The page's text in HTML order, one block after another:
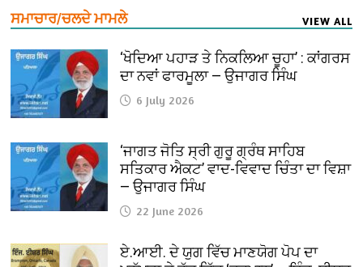
ਸਮਾਚਾਰ/ਚਲਦੇ ਮਾਮਲੇ VIEW ALL
‘ਖੋਦਿਆ ਪਹਾੜ ਤੇ ਨਿਕਲਿਆ ਚੂਹਾ’ : ਕਾਂਗਰਸ
ਦਾ ਨਵਾਂ ਫਾਰਮੂਲਾ — ਉਜਾਗਰ ਸਿੰਘ
6 July 2026
‘ਜਾਗਤ ਜੋਤਿ ਸ੍ਰੀ ਗੁਰੂ ਗ੍ਰੰਥ ਸਾਹਿਬ
ਸਤਿਕਾਰ ਐਕਟ’ ਵਾਦ-ਵਿਵਾਦ ਚਿੰਤਾ ਦਾ ਵਿਸ਼ਾ
— ਉਜਾਗਰ ਸਿੰਘ
22 June 2026
ਏ.ਆਈ. ਦੇ ਯੁਗ ਵਿੱਚ ਮਾਣਯੋਗ ਪੋਪ ਦਾ